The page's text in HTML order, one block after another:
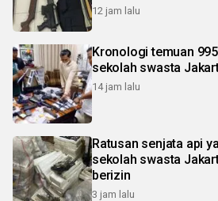
12 jam lalu
Kronologi temuan
sekolah swasta
14 jam lalu
Ratusan senjata api
sekolah swasta
berizin
3 jam lalu